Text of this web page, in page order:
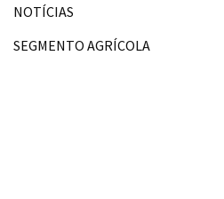
NOTÍCIAS
SEGMENTO AGRÍCOLA